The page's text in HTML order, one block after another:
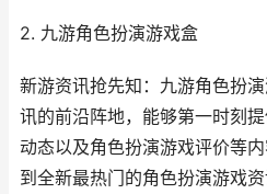
2. 九游角色扮演游戏盒
新游资讯抢先知：九游角色扮
讯的前沿阵地，能够第一时刻
动态以及角色扮演游戏评价等
到全新最热门的角色扮演游戏